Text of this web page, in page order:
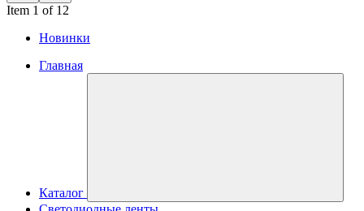
Item 1 of 12
Новинки
Главная
Каталог